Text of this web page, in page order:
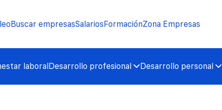
Buscar empresasSalariosFormaciónZona Empresas
laboralDesarrollo profesional Desarrollo personal